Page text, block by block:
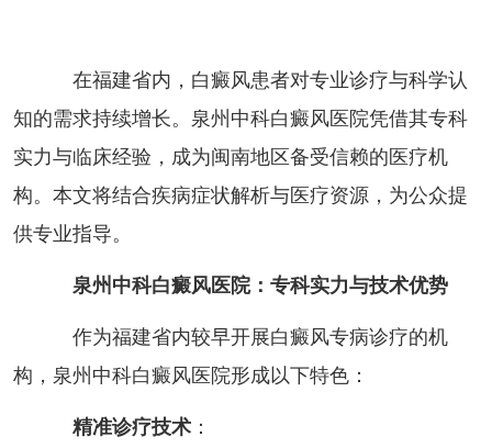
在福建省内，白癜风患者对专业诊疗与科学认
知的需求持续增长。泉州中科白癜风医院凭借其专科
实力与临床经验，成为闽南地区备受信赖的医疗机
构。本文将结合疾病症状解析与医疗资源，为公众提
供专业指导。
泉州中科白癜风医院：专科实力与技术优势
作为福建省内较早开展白癜风专病诊疗的机
构，泉州中科白癜风医院形成以下特色：
精准诊疗技术：